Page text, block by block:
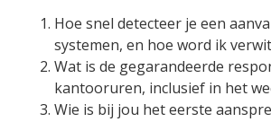
Hoe snel detecteer je een
systemen, en hoe word ik
Wat is de gegarandeerde
kantooruren, inclusief in het
Wie is bij jou het eerste